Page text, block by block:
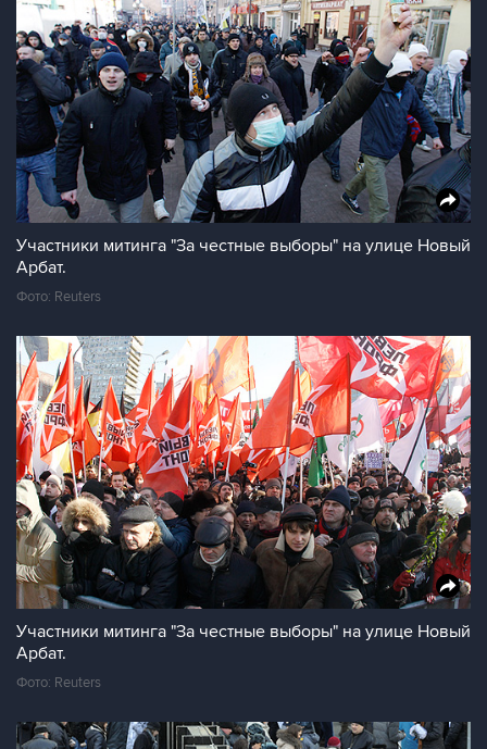
Участники митинга "За честные выборы" на улице Новый
Арбат.
Фото: Reuters
Участники митинга "За честные выборы" на улице Новый
Арбат.
Фото: Reuters